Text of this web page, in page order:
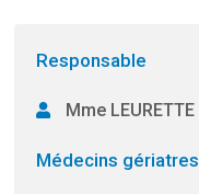
Responsable
Mme LEURETTE
Médecins gériatres